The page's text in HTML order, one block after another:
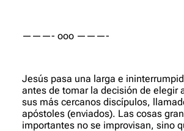
———- ooo ———-
Jesús pasa una larga e
antes de tomar la decisión de elegir
sus más cercanos discípulos,
apóstoles (enviados). Las cosas
importantes no se improvisan, sino